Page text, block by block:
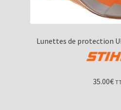
Lunettes de protection
35.00€